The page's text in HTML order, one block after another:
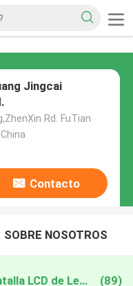
Jingcai
Rd. FuTian
Contacto
SOBRE NOSOTROS
China Reemplazo de la pantalla LCD de Lenovo (89)